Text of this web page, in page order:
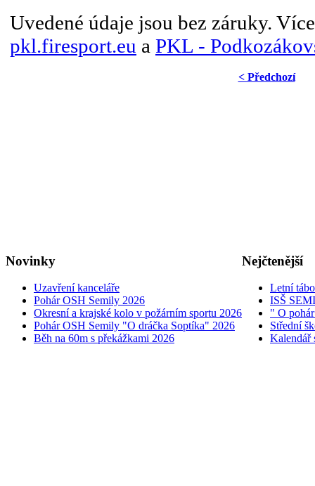
Uvedené údaje jsou bez záruky.
pkl.firesport.eu a PKL -
< Předchozí
Novinky
Uzavření kanceláře
Pohár OSH Semily 2026
Okresní a krajské kolo v požárním sportu 2026
Pohár OSH Semily "O dráčka Soptíka" 2026
Běh na 60m s překážkami 2026
Nejčtenější
Letní
ISŠ
" O
Střední
Kalendář